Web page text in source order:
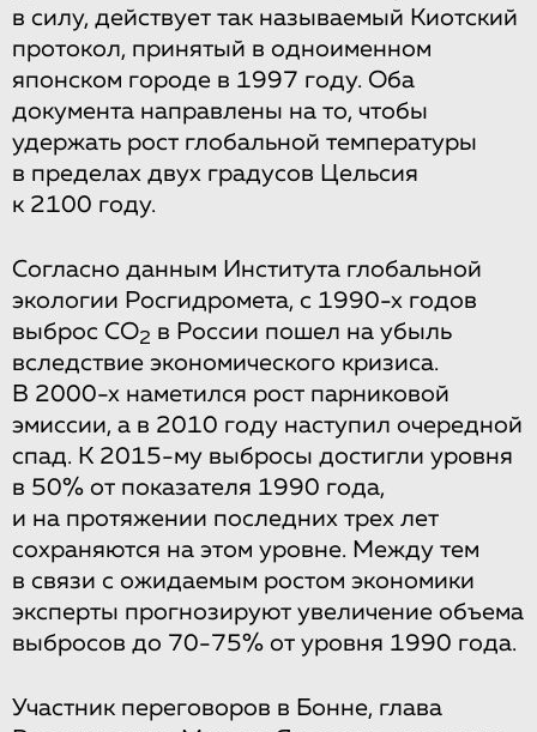
в силу, действует так называемый Киотский
протокол, принятый в одноименном
японском городе в 1997 году. Оба
документа направлены на то, чтобы
удержать рост глобальной температуры
в пределах двух градусов Цельсия
к 2100 году.
Согласно данным Института глобальной
экологии Росгидромета, с 1990-х годов
выброс СО2 в России пошел на убыль
вследствие экономического кризиса.
В 2000-х наметился рост парниковой
эмиссии, а в 2010 году наступил очередной
спад. К 2015-му выбросы достигли уровня
в 50% от показателя 1990 года,
и на протяжении последних трех лет
сохраняются на этом уровне. Между тем
в связи с ожидаемым ростом экономики
эксперты прогнозируют увеличение объема
выбросов до 70-75% от уровня 1990 года.
Участник переговоров в Бонне, глава